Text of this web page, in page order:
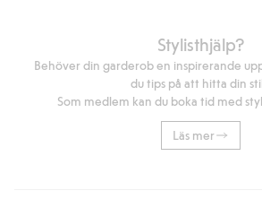
Stylisthjälp?
Behöver din garderob en inspirerande
du tips på att hitta din
Som medlem kan du boka tid med
Läs mer